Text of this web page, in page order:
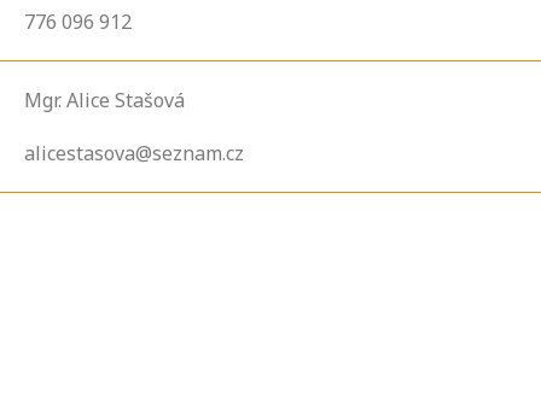
776 096 912
Mgr. Alice Stašová
alicestasova@seznam.cz